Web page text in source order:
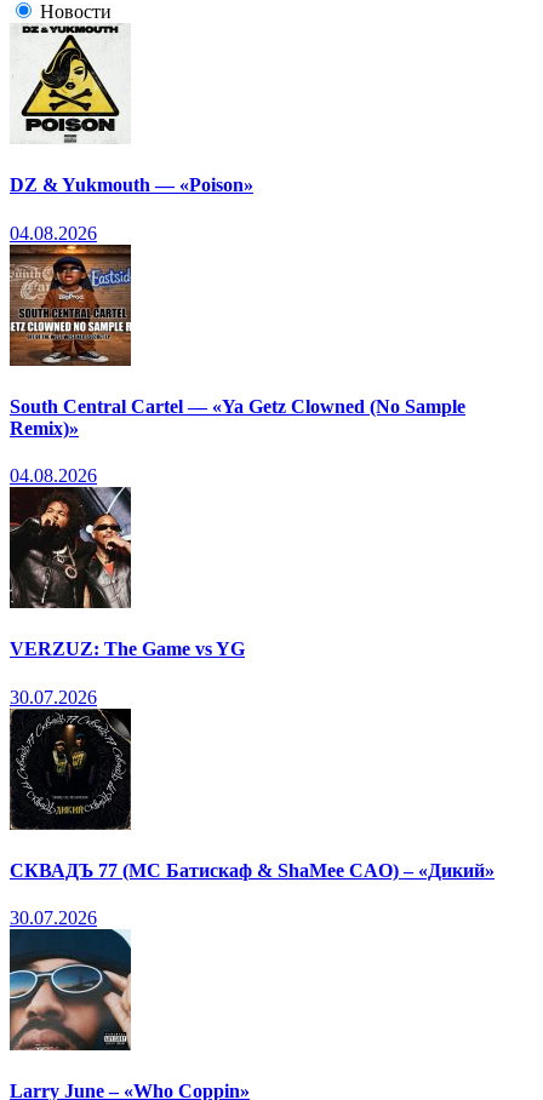
Новости
DZ & Yukmouth — «Poison»
04.08.2026
South Central Cartel — «Ya Getz Clowned (No Sample
Remix)»
04.08.2026
VERZUZ: The Game vs YG
30.07.2026
СКВАДЪ 77 (МС Батискаф & ShaMee CAO) – «Дикий»
30.07.2026
Larry June – «Who Coppin»